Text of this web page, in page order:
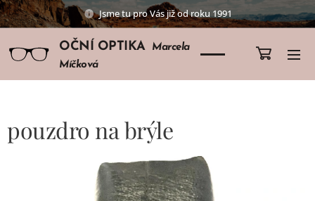
Jsme tu pro Vás již od roku 1991
OČNÍ OPTIKA
Marcela
Míčková
pouzdro na brýle